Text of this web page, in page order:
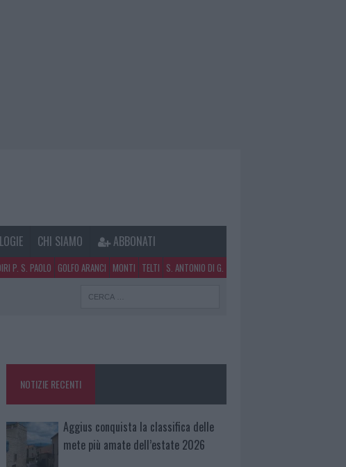
CHI SIAMO ABBONATI
P. S. PAOLO GOLFO ARANCI MONTI TELTI S. ANTONIO DI G.
NOTIZIE RECENTI
Aggius conquista la classifica delle
mete più amate dell’estate 2026